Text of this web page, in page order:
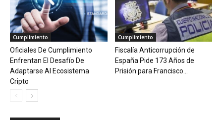
Cumplimiento
Oficiales De Cumplimiento
Enfrentan El Desafío De
Adaptarse Al Ecosistema
Cripto
Cumplimiento
Fiscalía Anticorrupción de
España Pide 173 Años de
Prisión para Francisco...